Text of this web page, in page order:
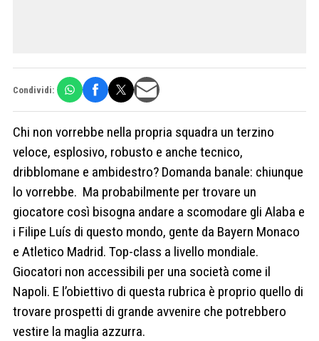
Condividi:
Chi non vorrebbe nella propria squadra un terzino
veloce, esplosivo, robusto e anche tecnico,
dribblomane e ambidestro? Domanda banale: chiunque
lo vorrebbe. Ma probabilmente per trovare un
giocatore così bisogna andare a scomodare gli Alaba e
i Filipe Luís di questo mondo, gente da Bayern Monaco
e Atletico Madrid. Top-class a livello mondiale.
Giocatori non accessibili per una società come il
Napoli. E l’obiettivo di questa rubrica è proprio quello di
trovare prospetti di grande avvenire che potrebbero
vestire la maglia azzurra.